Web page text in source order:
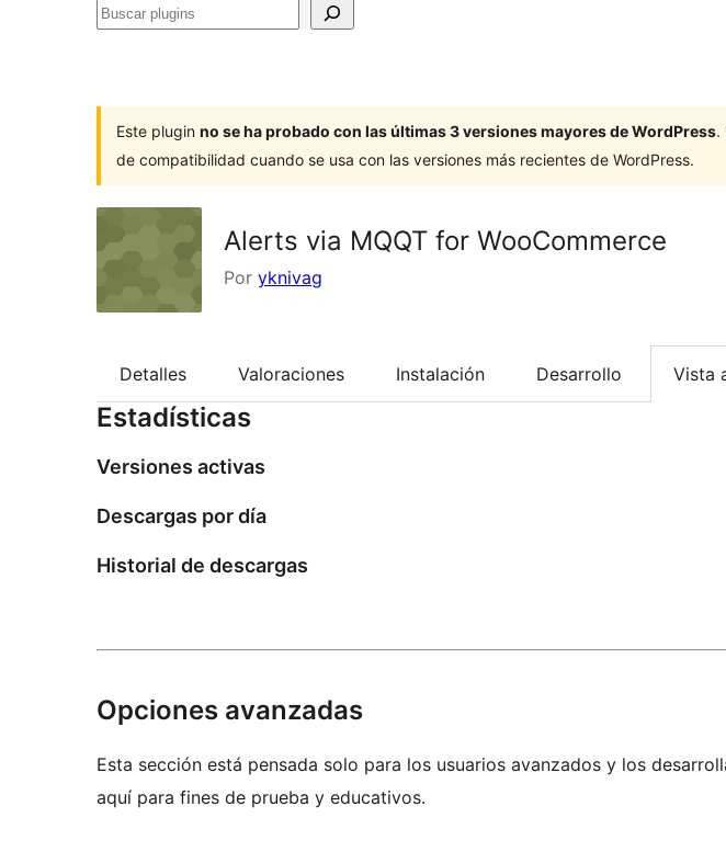
Buscar
Este plugin no se ha probado con las últimas 3 versiones mayores de WordPress.
de compatibilidad cuando se usa con las versiones más recientes de WordPress.
Alerts via MQQT for WooCommerce
Por yknivag
Detalles Valoraciones Instalación Desarrollo Vista
Estadísticas
Versiones activas
Descargas por día
Historial de descargas
Opciones avanzadas
Esta sección está pensada solo para los usuarios avanzados y los
aquí para fines de prueba y educativos.